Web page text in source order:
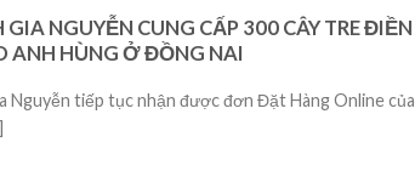
GIA NGUYỄN CUNG CẤP 300 CÂY TRE ĐIỀN
ANH HÙNG Ở ĐỒNG NAI
Nguyễn tiếp tục nhận được đơn Đặt Hàng Online của